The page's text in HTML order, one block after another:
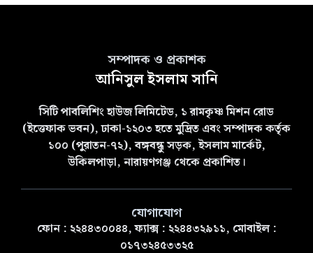
সম্পাদক ও প্রকাশক
আনিসুল ইসলাম সানি
সিটি পাবলিশিং হাউজ লিমিটেড, ১ রামকৃষ্ণ মিশন রোড
(ইত্তেফাক ভবন), ঢাকা-১২০৩ হতে মুদ্রিত এবং সম্পাদক কর্তৃক
১০০ (পুরাতন-৭২), বঙ্গবন্ধু সড়ক, ইসলাম মার্কেট,
উকিলপাড়া, নারায়ণগঞ্জ থেকে প্রকাশিত।
যোগাযোগ
ফোন : ২২৪৪৩০০৪৪, ফ্যাক্স : ২২৪৪৩২৯১১, মোবাইল :
০১৭৩২৪৫৩৩২৫